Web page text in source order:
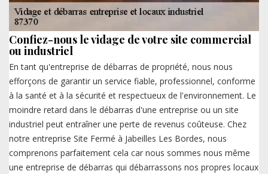
Confiez-nous le vidage de votre site commercial
ou industriel
En tant qu'entreprise de débarras de propriété, nous nous
efforçons de garantir un service fiable, professionnel, conforme
à la santé et à la sécurité et respectueux de l'environnement. Le
moindre retard dans le débarras d'une entreprise ou un site
industriel peut entraîner une perte de revenus coûteuse. Chez
notre entreprise Site Fermé à Jabeilles Les Bordes, nous
comprenons parfaitement cela car nous sommes nous même
une entreprise de débarras qui débarrassons nos propres locaux